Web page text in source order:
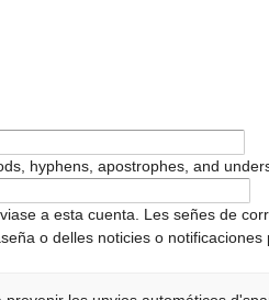
hyphens, apostrophes, and
a esta cuenta. Les señes de
o delles noticies o notificaciones